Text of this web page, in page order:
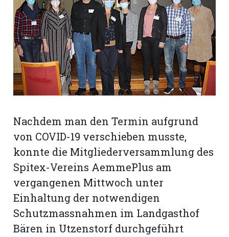
Nachdem man den Termin aufgrund
von COVID-19 verschieben musste,
konnte die Mitgliederversammlung des
Spitex-Vereins AemmePlus am
vergangenen Mittwoch unter
Einhaltung der notwendigen
Schutzmassnahmen im Landgasthof
Bären in Utzenstorf durchgeführt